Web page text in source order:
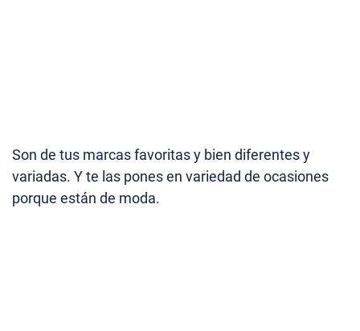
Son de tus marcas favoritas y bien diferentes y
variadas. Y te las pones en variedad de ocasiones
porque están de moda.